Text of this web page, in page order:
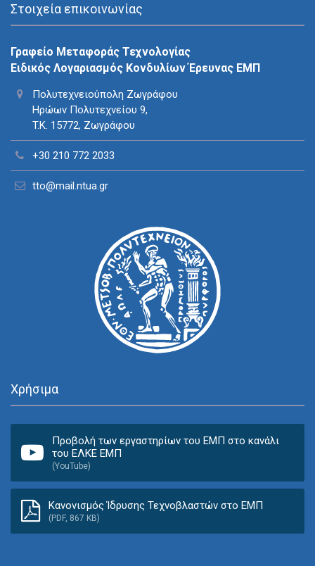
Στοιχεία επικοινωνίας
Γραφείο Μεταφοράς Τεχνολογίας
Ειδικός Λογαριασμός Κονδυλίων Έρευνας ΕΜΠ
Πολυτεχνειούπολη Ζωγράφου
Ηρώων Πολυτεχνείου 9,
T.K. 15772, Ζωγράφου
+30 210 772 2033
tto@mail.ntua.gr
Χρήσιμα
Προβολή των εργαστηρίων του ΕΜΠ στο κανάλι
του ΕΛΚΕ ΕΜΠ
(YouTube)
Κανονισμός Ίδρυσης Τεχνοβλαστών στο ΕΜΠ
(PDF, 867 KB)